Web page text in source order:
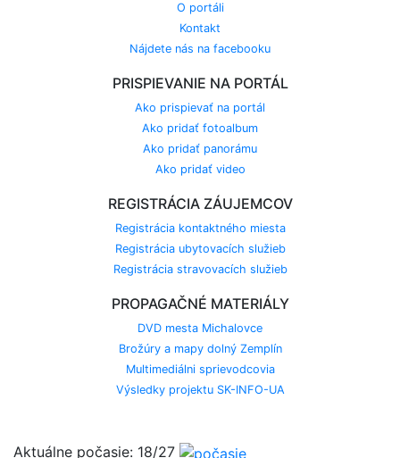
O portáli
Kontakt
Nájdete nás na facebooku
PRISPIEVANIE NA PORTÁL
Ako prispievať na portál
Ako pridať fotoalbum
Ako pridať panorámu
Ako pridať video
REGISTRÁCIA ZÁUJEMCOV
Registrácia kontaktného miesta
Registrácia ubytovacích služieb
Registrácia stravovacích služieb
PROPAGAČNÉ MATERIÁLY
DVD mesta Michalovce
Brožúry a mapy dolný Zemplín
Multimediálni sprievodcovia
Výsledky projektu SK-INFO-UA
Aktuálne počasie: 18/27